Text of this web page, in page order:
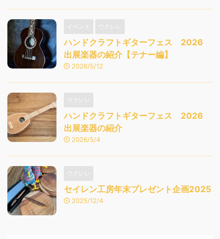
イベント ウクレレ
ハンドクラフトギターフェス 2026
出展楽器の紹介【テナー編】
2026/5/12
ウクレレ
ハンドクラフトギターフェス 2026
出展楽器の紹介
2026/5/4
ウクレレ
セイレン工房年末プレゼント企画2025
2025/12/4